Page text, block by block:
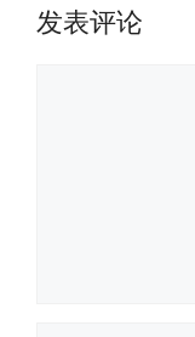
发表评论